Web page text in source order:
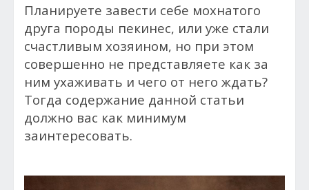
Планируете завести себе мохнатого
друга породы пекинес, или уже стали
счастливым хозяином, но при этом
совершенно не представляете как за
ним ухаживать и чего от него ждать?
Тогда содержание данной статьи
должно вас как минимум
заинтересовать.